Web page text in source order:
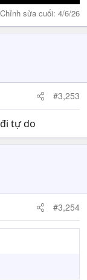
Chỉnh sửa cuối: 4/6/26
#3,253
tự do
#3,254